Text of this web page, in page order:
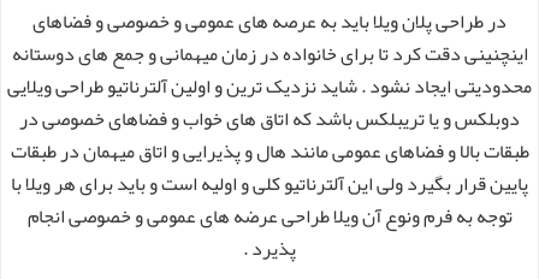
در طراحی پلان ویلا باید به عرصه های عمومی و خصوصی و فضاهای
اینچنینی دقت کرد تا برای خانواده در زمان میهمانی و جمع های دوستانه
محدودیتی ایجاد نشود . شاید نزدیک ترین و اولین آلترناتیو طراحی ویلایی
دوبلکس و یا تریبلکس باشد که اتاق های خواب و فضاهای خصوصی در
طبقات بالا و فضاهای عمومی مانند هال و پذیرایی و اتاق میهمان در طبقات
پایین قرار بگیرد ولی این آلترناتیو کلی و اولیه است و باید برای هر ویلا با
توجه به فرم ونوع آن ویلا طراحی عرضه های عمومی و خصوصی انجام
پذیرد .